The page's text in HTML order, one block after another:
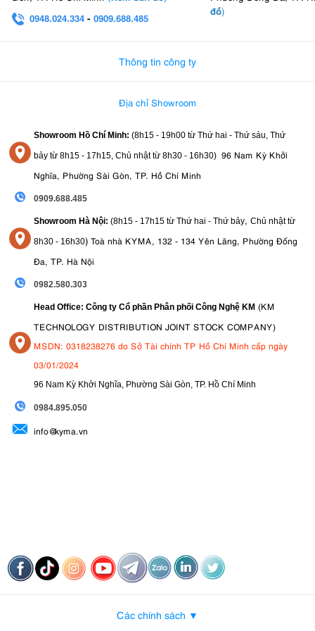
0948.024.334 - 0909.688.485
đồ)
Thông tin công ty
Địa chỉ Showroom
Showroom Hồ Chí Minh: (8h15 - 19h00 từ Thứ hai - Thứ sáu, Thứ
bảy từ 8h15 - 17h15, Chủ nhật từ 8h30 - 16h30) 96 Nam Kỳ Khởi
Nghĩa, Phường Sài Gòn, TP. Hồ Chí Minh
0909.688.485
Showroom Hà Nội: (8h15 - 17h15 từ Thứ hai - Thứ bảy, Chủ nhật từ
8h30 - 16h30) Toà nhà KYMA, 132 - 134 Yên Lãng, Phường Đống
Đa, TP. Hà Nội
0982.580.303
Head Office: Công ty Cổ phần Phân phối Công Nghệ KM (KM
TECHNOLOGY DISTRIBUTION JOINT STOCK COMPANY)
MSDN: 0318238276 do Sở Tài chính TP Hồ Chí Minh cấp ngày
03/01/2024
96 Nam Kỳ Khởi Nghĩa, Phường Sài Gòn, TP. Hồ Chí Minh
0984.895.050
info@kyma.vn
Các chính sách ▼